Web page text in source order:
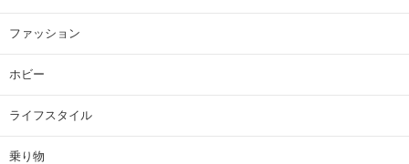
ファッション
ホビー
ライフスタイル
乗り物